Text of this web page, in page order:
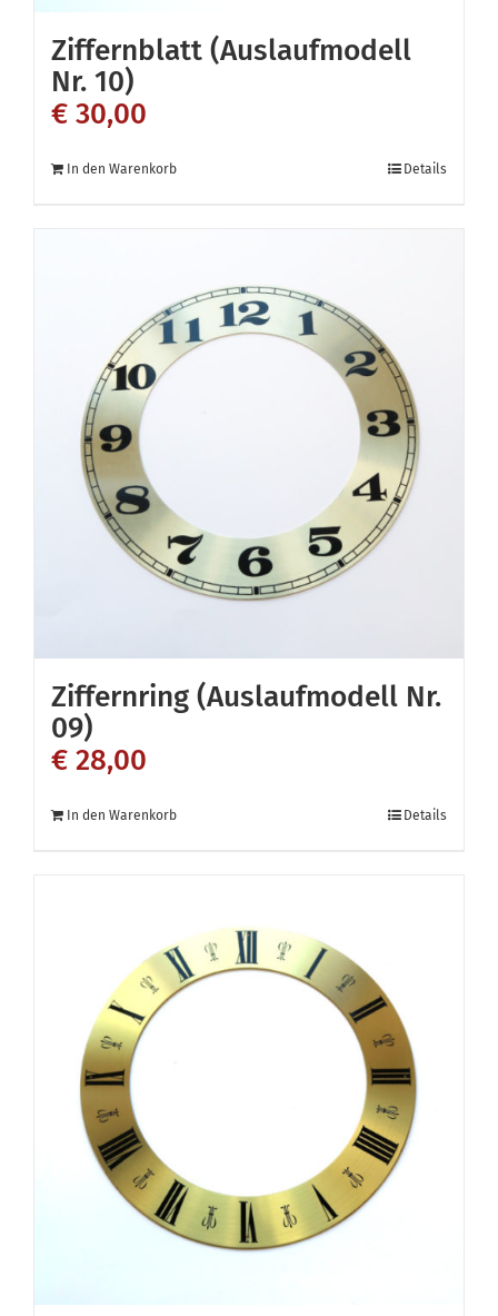
Ziffernblatt (Auslaufmodell
Nr. 10)
€ 30,00
In den Warenkorb Details
Ziffernring (Auslaufmodell Nr.
09)
€ 28,00
In den Warenkorb Details